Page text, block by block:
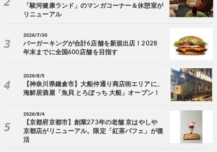
「駿河健康ランド」のマンガコーナー＆休憩室が
リニューアル
2026/7/30
バーガーキングが合計6店舗を新規出店！2028
年末までに全国600店舗を目指す
2026/8/5
【神奈川県鎌倉市】大船仲通り商店街エリアに、
海鮮居酒屋「魚貝 とろぼっち 大船」オープン！
2026/8/4
【京都府京都市】創業273年の老舗 京はやしや
京都店がリニューアル。限定「紅茶パフェ」が復
活